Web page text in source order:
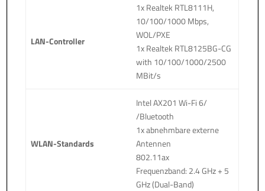
LAN-Controller
1x Realtek RTL8111H,
10/100/1000 Mbps,
WOL/PXE
1x Realtek RTL8125BG-CG
with 10/100/1000/2500
MBit/s
WLAN-Standards
Intel AX201 Wi-Fi 6/
/Bluetooth
1x abnehmbare externe
Antennen
802.11ax
Frequenzband: 2.4 GHz + 5
GHz (Dual-Band)